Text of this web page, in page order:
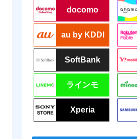
docomo
au by KDDI
SoftBank
ラインモ
Xperia